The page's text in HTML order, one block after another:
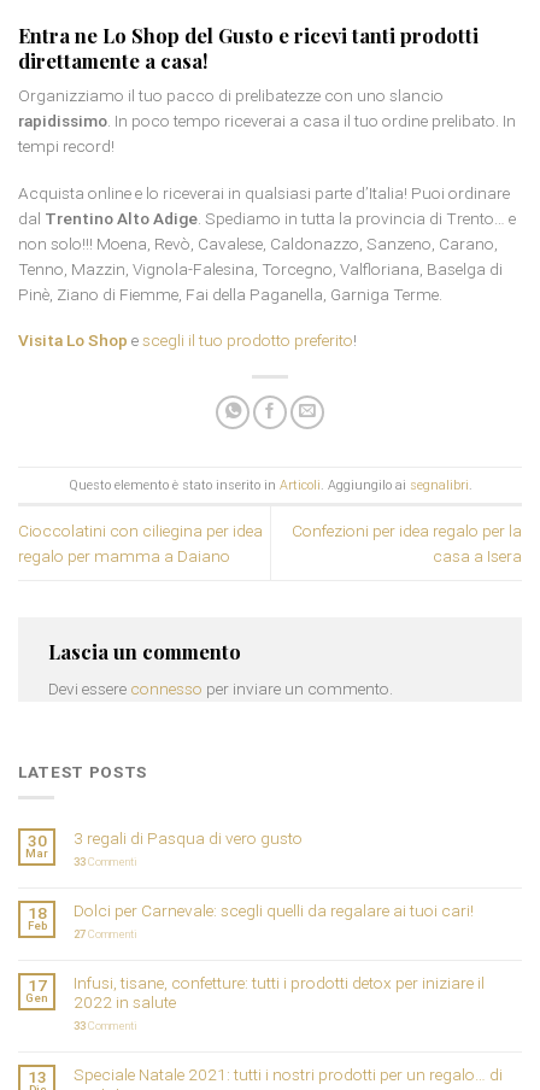
Entra ne Lo Shop del Gusto e ricevi tanti prodotti
direttamente a casa!
Organizziamo il tuo pacco di prelibatezze con uno slancio
rapidissimo . In poco tempo riceverai a casa il tuo ordine prelibato. In
tempi record!
Acquista online e lo riceverai in qualsiasi parte d’Italia! Puoi ordinare
dal Trentino Alto Adige . Spediamo in tutta la provincia di Trento… e
non solo!!! Moena, Revò, Cavalese, Caldonazzo, Sanzeno, Carano,
Tenno, Mazzin, Vignola-Falesina, Torcegno, Valfloriana, Baselga di
Pinè, Ziano di Fiemme, Fai della Paganella, Garniga Terme.
Visita Lo Shop escegli il tuo prodotto preferito!
Questo elemento è stato inserito in Articoli. Aggiungilo ai segnalibri.
Cioccolatini con ciliegina per idea
regalo per mamma a Daiano
Confezioni per idea regalo per la
casa a Isera
Lascia un commento
Devi essere connesso per inviare un commento.
LATEST POSTS
30
Mar
3 regali di Pasqua di vero gusto
33Commenti
18
Feb
Dolci per Carnevale: scegli quelli da regalare ai tuoi cari!
27Commenti
17
Gen
Infusi, tisane, confetture: tutti i prodotti detox per iniziare il
2022 in salute
33Commenti
13
Speciale Natale 2021: tutti i nostri prodotti per un regalo… di